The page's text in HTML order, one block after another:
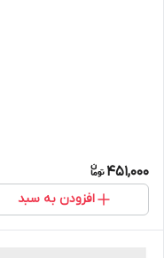
451,000
افزودن به سبد